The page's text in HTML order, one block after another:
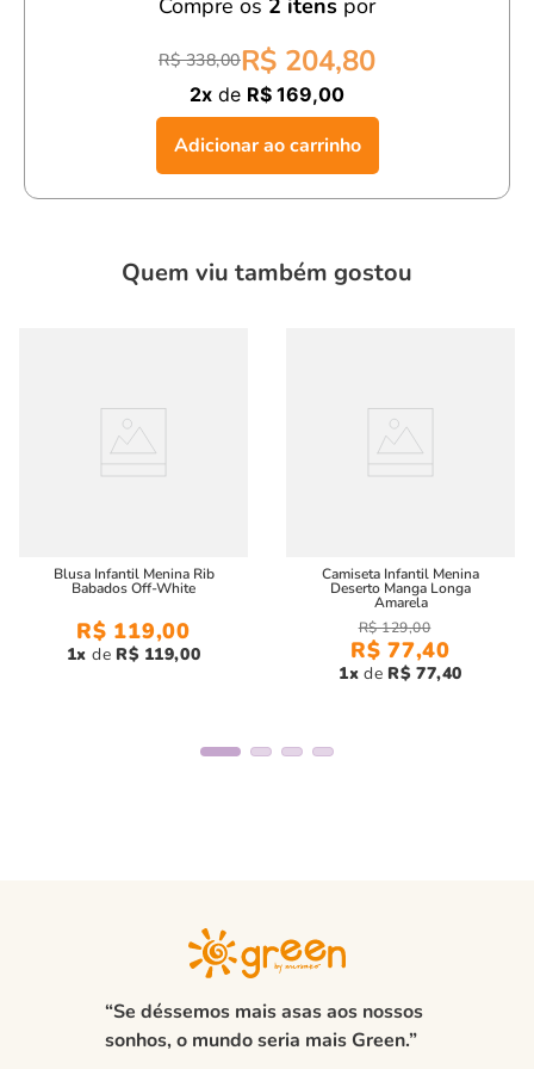
R$ 338,00R$ 204,80
2x de R$ 169,00
Adicionar ao carrinho
Quem viu também gostou
Blusa Infantil Menina Rib
Babados Off-White
R$ 119,00
1 R$ 119,00
Camiseta Infantil Menina
Deserto Manga Longa
Amarela
R$ 129,00
R$ 77,40
1 R$ 77,40
“Se déssemos mais asas aos nossos
sonhos, o mundo seria mais Green.”